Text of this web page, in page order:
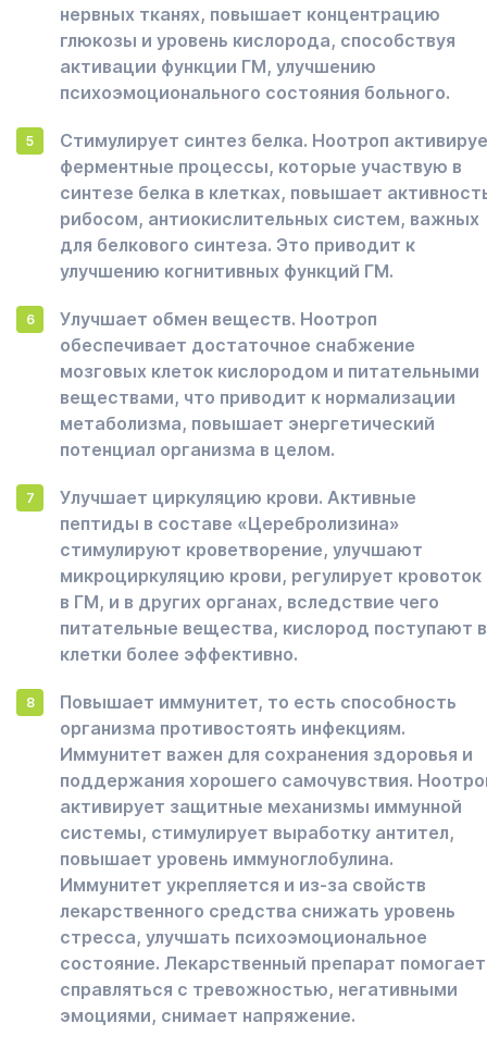
нервных тканях, повышает концентрацию
глюкозы и уровень кислорода, способствуя
активации функции ГМ, улучшению
психоэмоционального состояния больного.
Стимулирует синтез белка. Ноотроп
ферментные процессы, которые участвую в
синтезе белка в клетках, повышает
рибосом, антиокислительных систем, важных
для белкового синтеза. Это приводит к
улучшению когнитивных функций ГМ.
Улучшает обмен веществ. Ноотроп
обеспечивает достаточное снабжение
мозговых клеток кислородом и питательными
веществами, что приводит к нормализации
метаболизма, повышает энергетический
потенциал организма в целом.
Улучшает циркуляцию крови. Активные
пептиды в составе «Церебролизина»
стимулируют кроветворение, улучшают
микроциркуляцию крови, регулирует кровоток
в ГМ, и в других органах, вследствие чего
питательные вещества, кислород поступают в
клетки более эффективно.
Повышает иммунитет, то есть способность
организма противостоять инфекциям.
Иммунитет важен для сохранения здоровья и
поддержания хорошего самочувствия.
активирует защитные механизмы иммунной
системы, стимулирует выработку антител,
повышает уровень иммуноглобулина.
Иммунитет укрепляется и из-за свойств
лекарственного средства снижать уровень
стресса, улучшать психоэмоциональное
состояние. Лекарственный препарат помогает
справляться с тревожностью, негативными
эмоциями, снимает напряжение.